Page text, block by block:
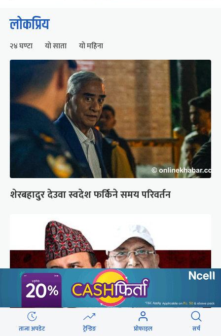
लोकप्रिय
२४ घण्टा यो साता यो महिना
शेरबहादुर देउवा स्वदेश फर्किने समय परिवर्तन
ताजा अपडेट ट्रेन्डिङ प्रोफाइल सर्च